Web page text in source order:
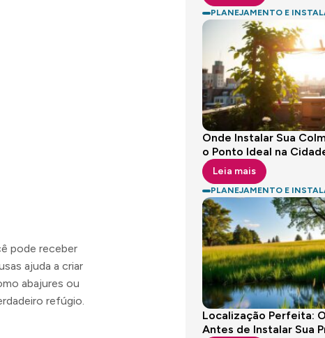
pode receber
ajuda a criar
abajures ou
refúgio.
PLANEJAMENTO E
Onde Instalar Sua
o Ponto Ideal na
Leia mais
PLANEJAMENTO E
Localização Perfeita:
Antes de Instalar Sua